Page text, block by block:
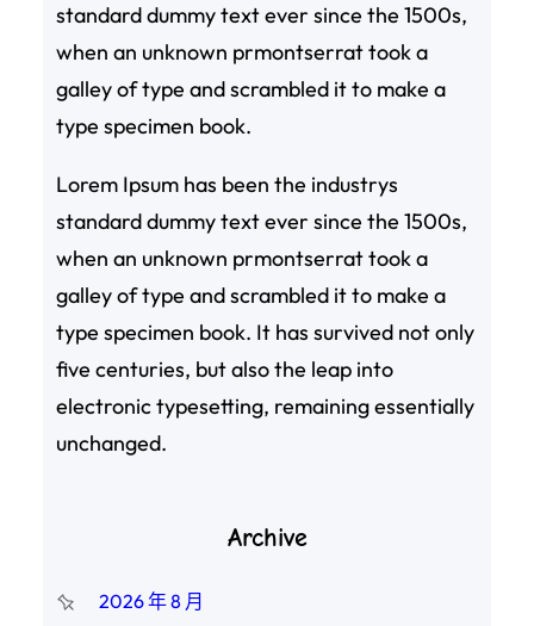
standard dummy text ever since the 1500s,
when an unknown prmontserrat took a
galley of type and scrambled it to make a
type specimen book.
Lorem Ipsum has been the industrys
standard dummy text ever since the 1500s,
when an unknown prmontserrat took a
galley of type and scrambled it to make a
type specimen book. It has survived not only
five centuries, but also the leap into
electronic typesetting, remaining essentially
unchanged.
Archive
2026 年 8 月